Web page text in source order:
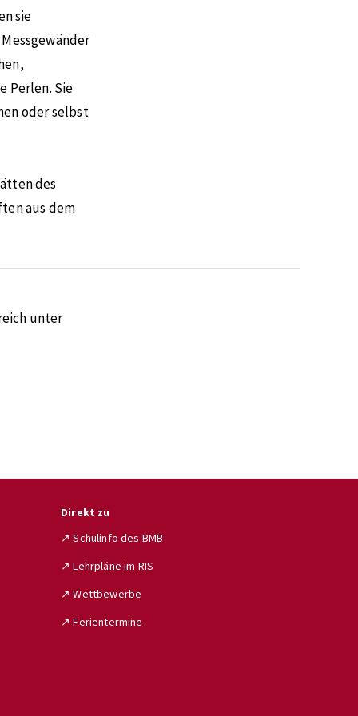
sie
Perlen. Sie
oder selbst
des
aus dem
unter
Direkt zu
↗ Schulinfo des BMB
↗ Lehrpläne im RIS
↗ Wettbewerbe
↗ Ferientermine